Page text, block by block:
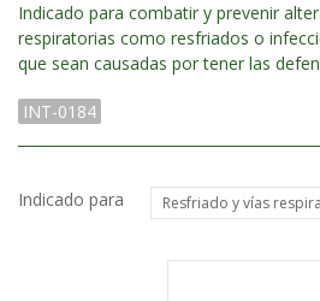
Indicado para combatir y prevenir
respiratorias como resfriados o
que sean causadas por tener las
INT-0184
Indicado para Resfriado y vías